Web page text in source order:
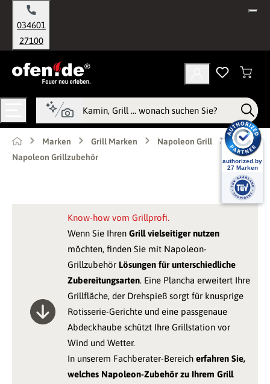
springen
034601
27100
Marken Grill Marken
Napoleon Grill
Napoleon Grillzubehör
Know-how vom Grillprofi.
Wenn Sie Ihren Grill vielseitiger nutzen
möchten, finden Sie mit Napoleon-
Grillzubehör Lösungen für unterschiedliche
Zubereitungsarten. Eine Plancha erweitert Ihre
Grillfläche, der Drehspieß sorgt für knusprige
Rotisserie-Gerichte und eine passgenaue
Abdeckhaube schützt Ihre Grillstation vor
Wind und Wetter.
In unserem Fachberater-Bereich erfahren Sie,
welches Napoleon-Zubehör zu Ihrem Grill